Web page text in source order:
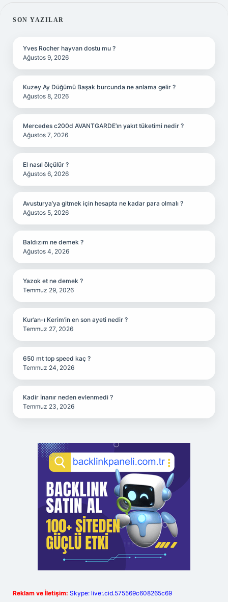
SIDEBAR
SON YAZILAR
Yves Rocher hayvan dostu mu ?
Ağustos 9, 2026
Kuzey Ay Düğümü Başak burcunda ne anlama gelir ?
Ağustos 8, 2026
Mercedes c200d AVANTGARDE’ın yakıt tüketimi nedir ?
Ağustos 7, 2026
El nasıl ölçülür ?
Ağustos 6, 2026
Avusturya’ya gitmek için hesapta ne kadar para olmalı ?
Ağustos 5, 2026
Baldızım ne demek ?
Ağustos 4, 2026
Yazok et ne demek ?
Temmuz 29, 2026
Kur’an-ı Kerim’in en son ayeti nedir ?
Temmuz 27, 2026
650 mt top speed kaç ?
Temmuz 24, 2026
Kadir İnanır neden evlenmedi ?
Temmuz 23, 2026
Reklam ve İletişim: Skype: live:.cid.575569c608265c69